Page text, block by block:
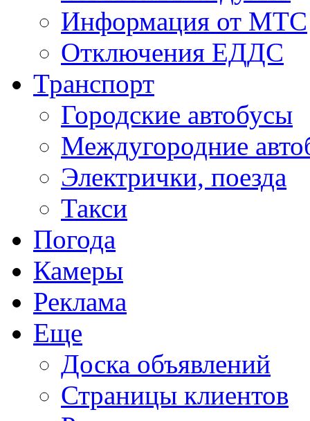
Информация от МТС
Отключения ЕДДС
Транспорт
Городские автобусы
Междугородние
Электрички, поезда
Такси
Погода
Камеры
Реклама
Еще
Доска объявлений
Страницы клиентов